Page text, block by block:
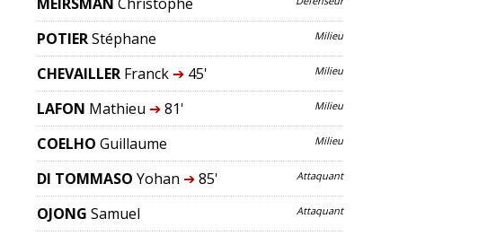
POTIERStéphane Milieu
CHEVAILLER Franck ➔45' Milieu
LAFON Mathieu ➔81' Milieu
COELHO Guillaume Milieu
DI TOMMASO Yohan ➔85' Attaquant
OJONG Samuel Attaquant